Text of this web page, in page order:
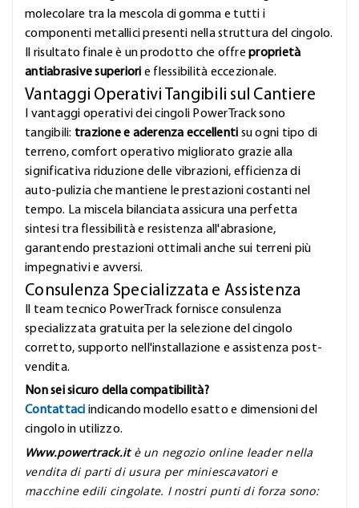
molecolare tra la mescola di gomma e tutti i
componenti metallici presenti nella struttura del cingolo.
Il risultato finale è un prodotto che offreproprietà
antiabrasive superiori e flessibilità eccezionale.
Vantaggi Operativi Tangibili sul Cantiere
I vantaggi operativi dei cingoli PowerTrack sono
tangibili: trazione e aderenza eccellenti su ogni tipo di
terreno, comfort operativo migliorato grazie alla
significativa riduzione delle vibrazioni, efficienza di
auto-pulizia che mantiene le prestazioni costanti nel
tempo. La miscela bilanciata assicura una perfetta
sintesi tra flessibilità e resistenza all'abrasione,
garantendo prestazioni ottimali anche sui terreni più
impegnativi e avversi.
Consulenza Specializzata e Assistenza
Il team tecnico PowerTrack fornisce consulenza
specializzata gratuita per la selezione del cingolo
corretto, supporto nell'installazione e assistenza post-
vendita.
Non sei sicuro della compatibilità?
Contattaci indicando modello esatto e dimensioni del
cingolo in utilizzo.
Www.powertrack.it è un negozio online leader nella
vendita di parti di usura per miniescavatori e
macchine edili cingolate. I nostri punti di forza sono: